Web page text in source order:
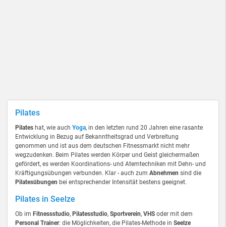
Pilates
Pilates hat, wie auch Yoga, in den letzten rund 20 Jahren eine rasante
Entwicklung in Bezug auf Bekanntheitsgrad und Verbreitung
genommen und ist aus dem deutschen Fitnessmarkt nicht mehr
wegzudenken. Beim Pilates werden Körper und Geist gleichermaßen
gefördert, es werden Koordinations- und Atemtechniken mit Dehn- und
Kräftigungsübungen verbunden. Klar - auch zum Abnehmen sind die
Pilatesübungen bei entsprechender Intensität bestens geeignet.
Pilates in Seelze
Ob im Fitnessstudio, Pilatesstudio, Sportverein, VHS oder mit dem
Personal Trainer: die Möglichkeiten, die Pilates-Methode in Seelze